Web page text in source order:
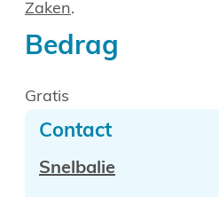
Zaken.
Bedrag
Gratis
Contact
Snelbalie